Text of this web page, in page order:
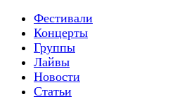
Фестивали
Концерты
Группы
Лайвы
Новости
Статьи